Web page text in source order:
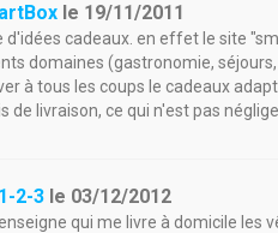
le 19/11/2011
cadeaux. en effet le site
domaines (gastronomie,
à tous les coups le cadeaux
livraison, ce qui n'est pas
2-3 le 03/12/2012
qui me livre à domicile les